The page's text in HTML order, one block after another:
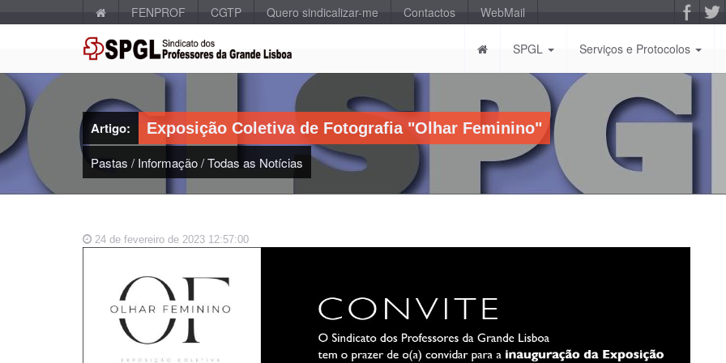
FENPROF CGTP Quero sindicalizar-me Contactos WebMail
SPGL Serviços e Protocolos
Artigo: Exposição Coletiva de Fotografia "Olhar Feminino"
Pastas / Informação/Todas as Notícias
24 de fevereiro de 2023 12:57:00